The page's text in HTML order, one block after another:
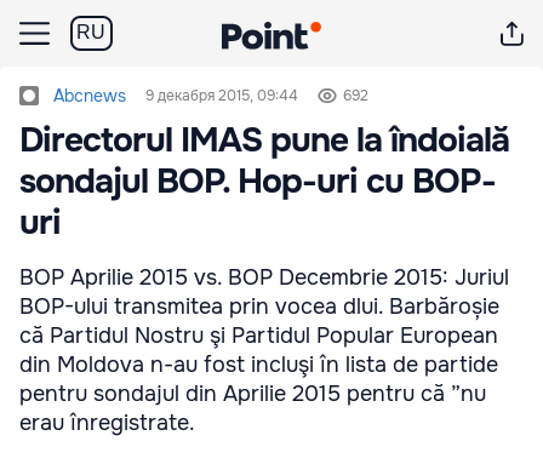
RU
Abcnews 9 декабря 2015, 09:44 692
Directorul IMAS pune la îndoială
sondajul BOP. Hop-uri cu BOP-
uri
BOP Aprilie 2015 vs. BOP Decembrie 2015: Juriul
BOP-ului transmitea prin vocea dlui. Barbăroșie
că Partidul Nostru şi Partidul Popular European
din Moldova n-au fost incluşi în lista de partide
pentru sondajul din Aprilie 2015 pentru că ”nu
erau înregistrate.